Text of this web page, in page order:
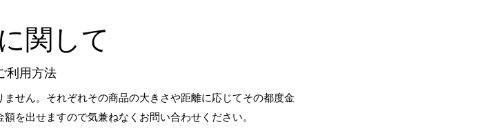
関して
利用方法
せん。それぞれその商品の大きさや距離に応じてその都度金
を出せますので気兼ねなくお問い合わせください。